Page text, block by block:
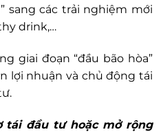
sang các trải nghiệm mới
drink,…
giai đoạn “đầu bão hòa”
lợi nhuận và chủ động tái
tái đầu tư hoặc mở rộng